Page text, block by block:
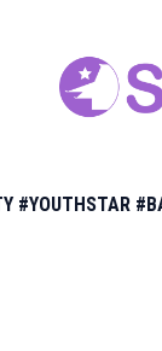
#YOUTHSTAR